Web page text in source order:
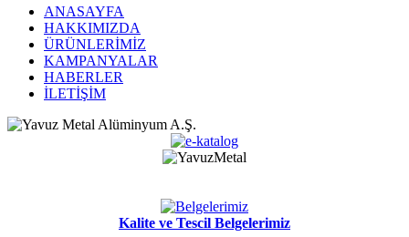
ANASAYFA
HAKKIMIZDA
ÜRÜNLERİMİZ
KAMPANYALAR
HABERLER
İLETİŞİM
Kalite ve Tescil Belgelerimiz